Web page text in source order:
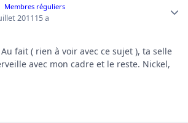
Membres réguliers
201115 a
Au fait ( rien à voir avec ce sujet ), ta selle
avec mon cadre et le reste. Nickel,